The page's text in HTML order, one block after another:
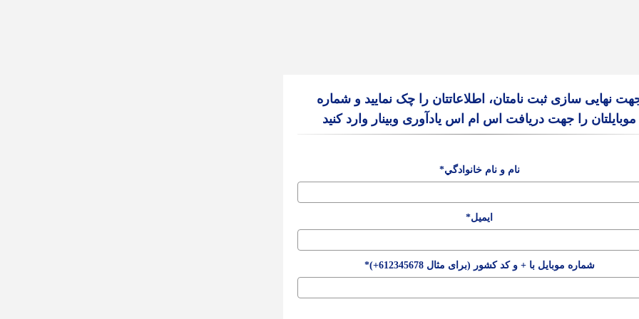
نهایی سازی ثبت نامتان، اطلاعاتتان را چک نمایید و شماره
موبایلتان را جهت دریافت اس ام اس یادآوری وبینار وارد کنید
نام و نام خانوادگي*
ایمیل*
شماره موبایل با + و کد کشور (برای مثال 612345678+)*